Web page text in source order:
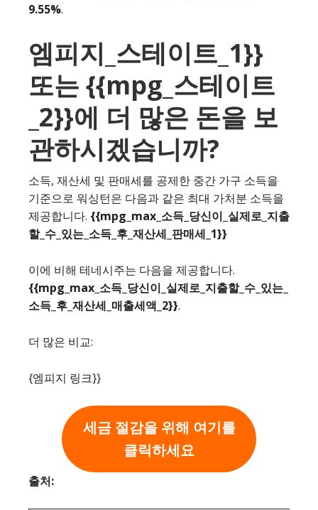
9.55%.
엠피지_스테이트_1}}
또는 {{mpg_스테이트
_2}}에 더 많은 돈을 보
관하시겠습니까?
소득, 재산세 및 판매세를 공제한 중간 가구 소득을
기준으로 워싱턴은 다음과 같은 최대 가처분 소득을
제공합니다. {{mpg_max_소득_당신이_실제로_지출
할_수_있는_소득_후_재산세_판매세_1}}
이에 비해 테네시주는 다음을 제공합니다.
{{mpg_max_소득_당신이_실제로_지출할_수_있는_
소득_후_재산세_매출세액_2}}.
더 많은 비교:
{엠피지 링크}}
세금 절감을 위해 여기를
클릭하세요
출처: